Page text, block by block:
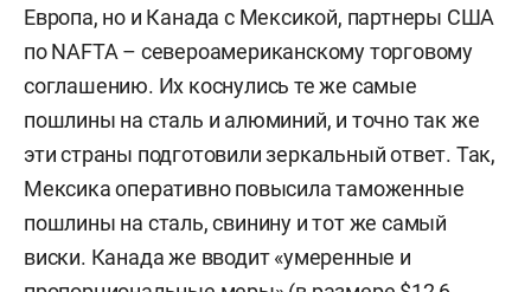
Европа, но и Канада с Мексикой, партнеры США
по NAFTA – североамериканскому торговому
соглашению. Их коснулись те же самые
пошлины на сталь и алюминий, и точно так же
эти страны подготовили зеркальный ответ. Так,
Мексика оперативно повысила таможенные
пошлины на сталь, свинину и тот же самый
виски. Канада же вводит «умеренные и